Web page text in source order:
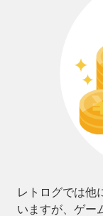
レトログでは他
いますが、ゲー